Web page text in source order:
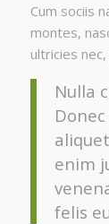
Cum sociis
montes,
ultricies
Nulla
enim
felis